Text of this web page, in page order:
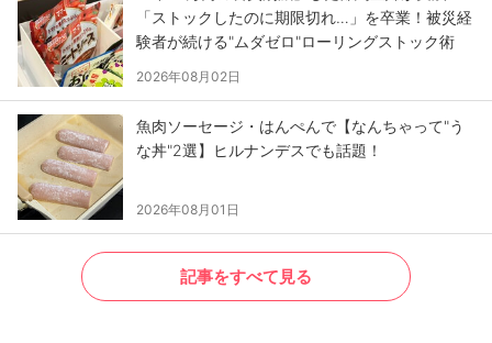
「ストックしたのに期限切れ…」を卒業！被災経
験者が続ける"ムダゼロ"ローリングストック術
2026年08月02日
魚肉ソーセージ・はんぺんで【なんちゃって"う
な丼"2選】ヒルナンデスでも話題！
2026年08月01日
記事をすべて見る